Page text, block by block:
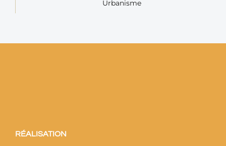
Urbanisme
RÉALISATION